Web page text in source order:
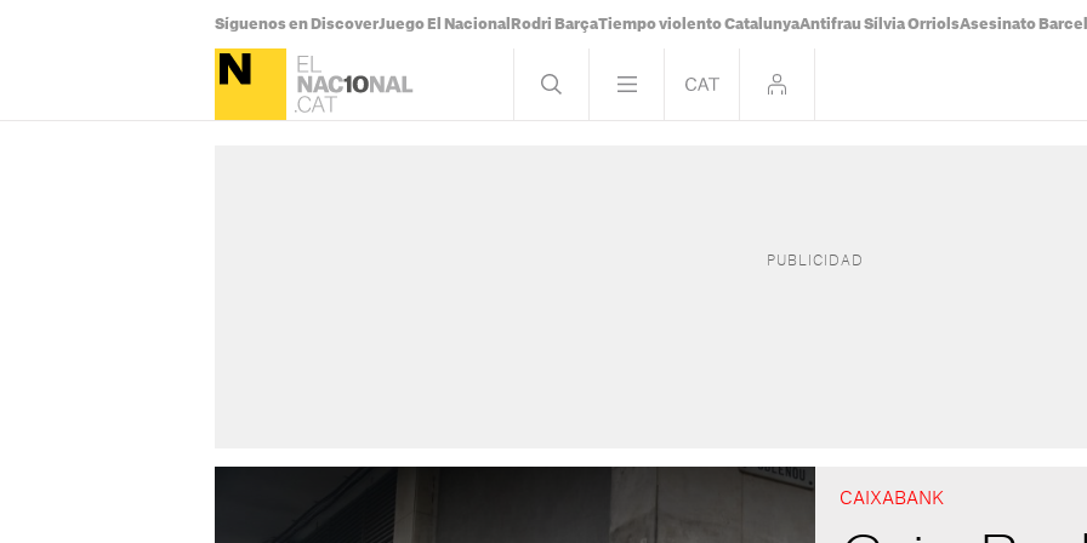
Síguenos en DiscoverJuego El Nacional Rodri BarçaTiempo violento CatalunyaAntifrau Sílvia OrriolsAsesinato
CAIXABANK